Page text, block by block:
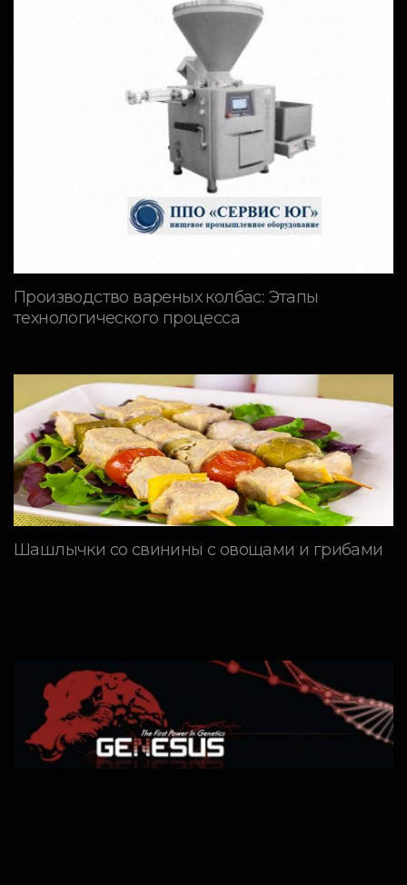
Производство вареных колбас: Этапы
технологического процесса
Шашлычки со свинины с овощами и грибами
Генетическая программа
GENESUS